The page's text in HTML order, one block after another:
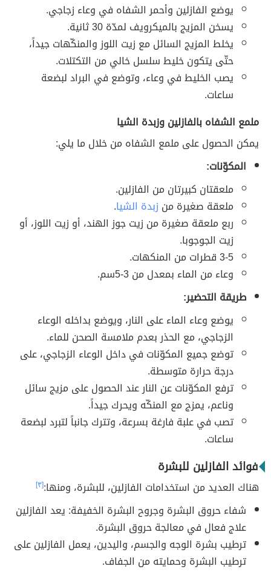
يوضع الفازلين وأحمر الشفاه في وعاء زجاجي.
يسخن المزيج بالميكرويف لمدّة 30 ثانية.
يخلط المزيج السائل مع زيت اللوز والمنكّهات جيداً،
حتّى يتكون خليط سلسل خالي من التكتلات.
يصب الخليط في وعاء، وتوضع في البراد لبضعة
ساعات.
ملمع الشفاه بالفازلين وزبدة الشيا
يمكن الحصول على ملمع الشفاه من خلال ما يلي:
المكوّنات:
ملعقتان كبيرتان من الفازلين.
ملعقة صغيرة من زبدة الشيا.
ربع ملعقة صغيرة من زيت جوز الهند، أو زيت اللوز، أو
زيت الجوجوبا.
3-5 قطرات من المنكهات.
وعاء من الماء بمعدل من 3-5سم.
طريقة التحضير:
يوضع وعاء الماء على النار، ويوضع بداخله الوعاء
الزجاجي، مع الحذر بعدم ملامسة الصحن للماء.
توضع جميع المكوّنات في داخل الوعاء الزجاجي، على
درجة حرارة متوسطة.
ترفع المكوّنات عن النار عند الحصول على مزيج سائل
وناعم، يمزج مع المنكّه ويحرك جيداً.
تصب في علبة فارغة بسرعة، وتترك جانباً لتبرد لبضعة
ساعات.
فوائد الفازلين للبشرة
هناك العديد من استخدامات الفازلين، للبشرة، ومنها:[٣]
شفاء حروق البشرة وجروح البشرة الخفيفة: يعد الفازلين
علاج فعال في معالجة حروق البشرة.
ترطيب بشرة الوجه والجسم، واليدين، يعمل الفازلين على
ترطيب البشرة وحمايته من الجفاف.